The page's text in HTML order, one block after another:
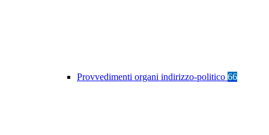
Provvedimenti organi indirizzo-politico 66